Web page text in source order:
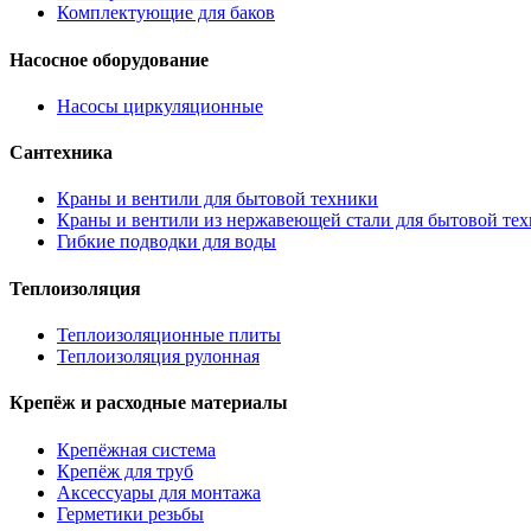
Комплектующие для баков
Насосное оборудование
Насосы циркуляционные
Сантехника
Краны и вентили для бытовой техники
Краны и вентили из нержавеющей стали для бытовой
Гибкие подводки для воды
Теплоизоляция
Теплоизоляционные плиты
Теплоизоляция рулонная
Крепёж и расходные материалы
Крепёжная система
Крепёж для труб
Аксессуары для монтажа
Герметики резьбы